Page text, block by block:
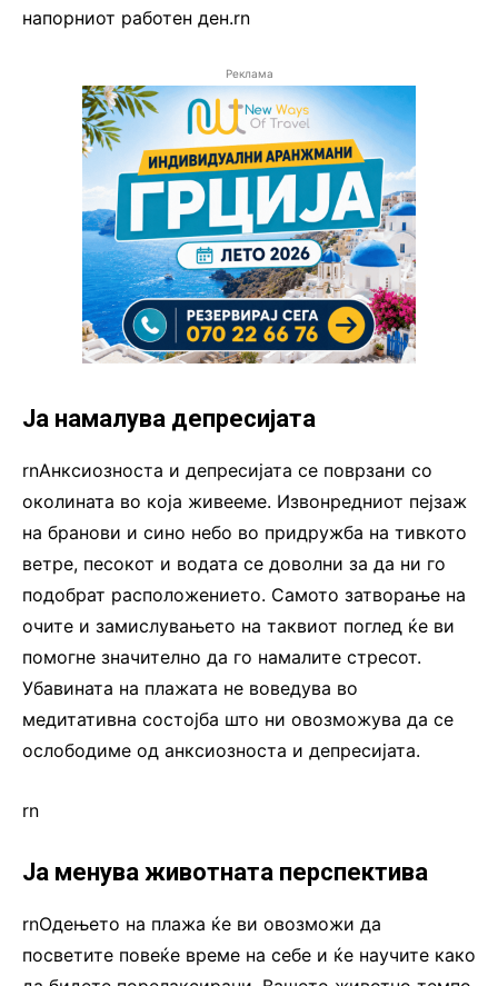
напорниот работен ден.rn
Реклама
Ја намалува депресијата
rnАнксиозноста и депресијата се поврзани со
околината во која живееме. Извонредниот пејзаж
на бранови и сино небо во придружба на тивкото
ветре, песокот и водата се доволни за да ни го
подобрат расположението. Самото затворање на
очите и замислувањето на таквиот поглед ќе ви
помогне значително да го намалите стресот.
Убавината на плажата не воведува во
медитативна состојба што ни овозможува да се
ослободиме од анксиозноста и депресијата.
rn
Ја менува животната перспектива
rnОдењето на плажа ќе ви овозможи да
посветите повеќе време на себе и ќе научите како